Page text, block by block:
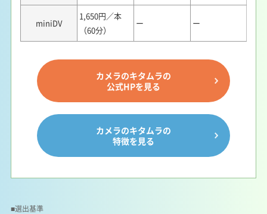
miniDV
1,650円／本
（60分）
ー ー
カメラのキタムラの
公式HPを見る
カメラのキタムラの
特徴を見る
■選出基準